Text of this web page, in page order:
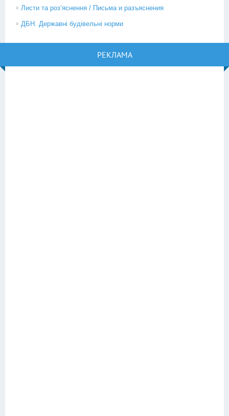
Листи та роз’яснення / Письма и разъяснения
ДБН. Державні будівельні норми
РЕКЛАМА